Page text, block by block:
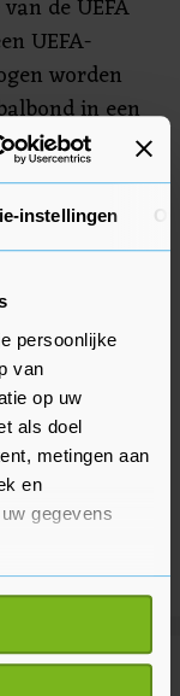
instellingen
persoonlijke
van
op uw
als doel
metingen aan
en
gegevens
kan zijn
actief te
de UEFA
UEFA-
worden
in een